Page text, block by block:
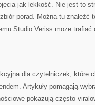
jak lekkość. Nie jest to
porad. Można tu znaleźć
Studio Veriss może trafiać
dla czytelniczek, które
Artykuły pomagają
pokazują często